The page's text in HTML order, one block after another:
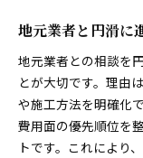
地元業者と円滑に
地元業者との相談を
とが大切です。理由
や施工方法を明確化
費用面の優先順位を
トです。これにより